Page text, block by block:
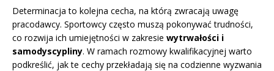
Determinacja to kolejna cecha, na którą zwracają uwagę
pracodawcy. Sportowcy często muszą pokonywać trudności,
co rozwija ich umiejętności w zakresie wytrwałości i
samodyscypliny. W ramach rozmowy kwalifikacyjnej warto
podkreślić, jak te cechy przekładają się na codzienne wyzwania